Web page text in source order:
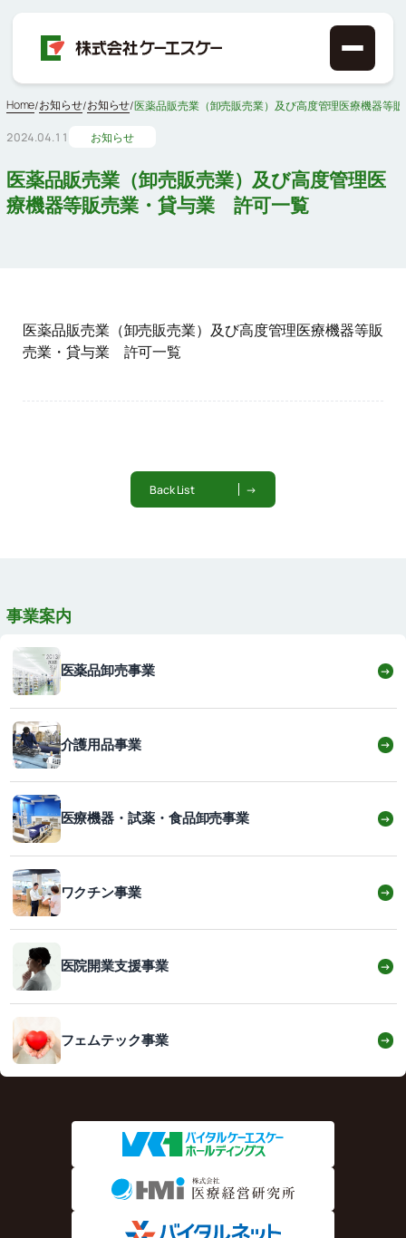
Home/お知らせ/お知らせ/医薬品販売業（卸売販売業）及び高度管理医療機器等
2024.04.11 お知らせ
医薬品販売業（卸売販売業）及び高度管理医
療機器等販売業・貸与業 許可一覧
医薬品販売業（卸売販売業）及び高度管理医療機器等販
売業・貸与業 許可一覧
Back List →
事業案内
医薬品卸売事業 →
介護用品事業 →
医療機器・試薬・食品卸売事業 →
ワクチン事業 →
医院開業支援事業 →
フェムテック事業 →